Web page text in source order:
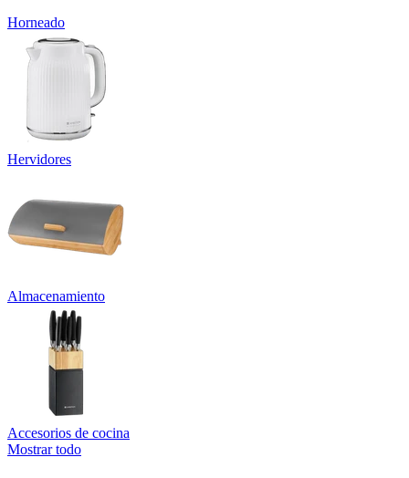
Horneado
Hervidores
Almacenamiento
Accesorios de cocina
Mostrar todo